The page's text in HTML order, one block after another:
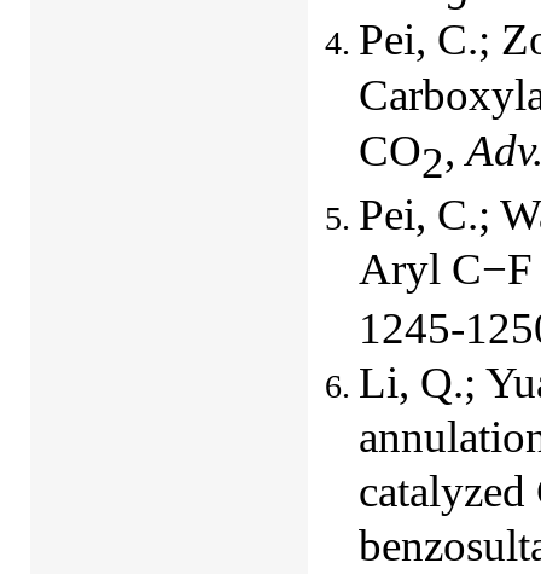
Pei, C.;
CO2,
Pei, C.;
Aryl C−F
1245-
Li, Q.;